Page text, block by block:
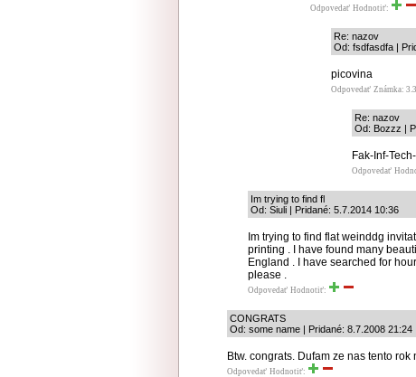
Odpovedať Hodnotiť:
Re: nazov
Od: fsdfasdfa |
picovina
Odpovedať Známka: 3.3
Re: nazov
Od: Bozzz |
Fak-Inf-
Odpovedať
Im trying to find fl
Od: Siuli | Pridané: 5.7.2014 10:36
Im trying to find flat weinddg
printing . I have found many
England . I have searched for
please .
Odpovedať Hodnotiť:
CONGRATS
Od: some name | Pridané: 8.7.2008 21:24
Btw. congrats. Dufam ze nas tento
Odpovedať Hodnotiť: